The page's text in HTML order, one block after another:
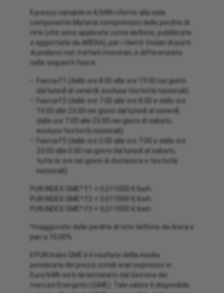
Il prezzo variabile in €/kWh riferito alla sola
componente Materia comprensivo delle perdite di
rete (che sono applicate come definite, pubblicate
e aggiornate da ARERA), per i clienti titolari di punti
di prelievo non trattati monorari, è differenziato
nelle seguenti fasce:
Fascia F1 (dalle ore 8.00 alle ore 19.00 nei giorni
dal lunedì al venerdì, escluse festività nazionali)
Fascia F2 (dalle ore 7.00 alle ore 8.00 e dalle ore
19.00 alle 23.00 nei giorni dal lunedì al venerdì,
dalle ore 7.00 alle 23.00 nei giorni di sabato,
escluse festività nazionali)
Fascia F3 (dalle ore 0.00 alle ore 7.00 e dalle ore
23.00 alle 0.00 nei giorni dal lunedì al sabato,
tutte le ore nei giorni di domenica e festività
nazionali)
PUN INDEX GME* F1 + 0,011000 €/kwh
PUN INDEX GME* F2 + 0,011000 €/kwh
PUN INDEX GME* F3 + 0,011000 €/kwh
*maggiorato delle perdite di rete definite da Arera e
pari a 10,00%
Il PUN Index GME è il risultato della media
ponderata dei prezzi zonali orari espresso in
Euro/kWh ed è determinato dal Gestore dei
mercati Energetici (GME). Tale valore è disponibile